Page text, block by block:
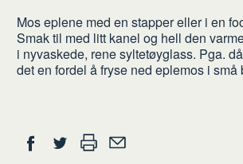
Mos eplene med en stapper eller i en
Smak til med litt kanel og hell den
i nyvaskede, rene syltetøyglass. Pga.
det en fordel å fryse ned eplemos i små
Del